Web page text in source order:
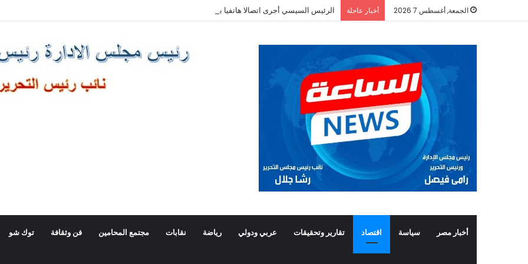
الجمعة, أغسطس 7 2026 أخبار عاجلة الرئيس السيسي أجرى اتصالا هاتفيا برئيس وزراء اليونان
أخبار مصر سياسة اقتصاد تقارير وتحقيقات عربي ودولي رياضة نقابات مجتمع المحامين فن وثقافة توك شو